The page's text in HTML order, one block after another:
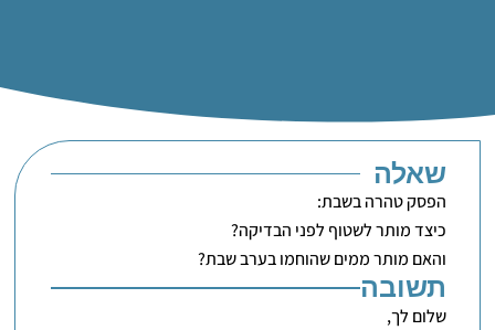
שאלה
הפסק טהרה בשבת:
כיצד מותר לשטוף לפני הבדיקה?
והאם מותר ממים שהוחמו בערב שבת?
תשובה
שלום לך,